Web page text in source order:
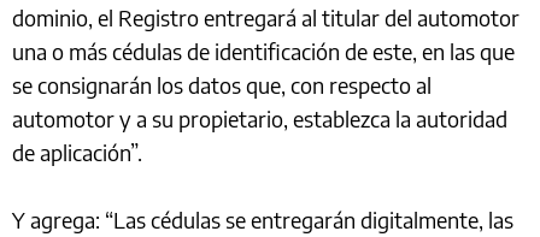
dominio, el Registro entregará al titular del automotor
una o más cédulas de identificación de este, en las que
se consignarán los datos que, con respecto al
automotor y a su propietario, establezca la autoridad
de aplicación”.
Y agrega: “Las cédulas se entregarán digitalmente, las